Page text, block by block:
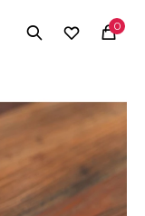
0
MI CUENTA